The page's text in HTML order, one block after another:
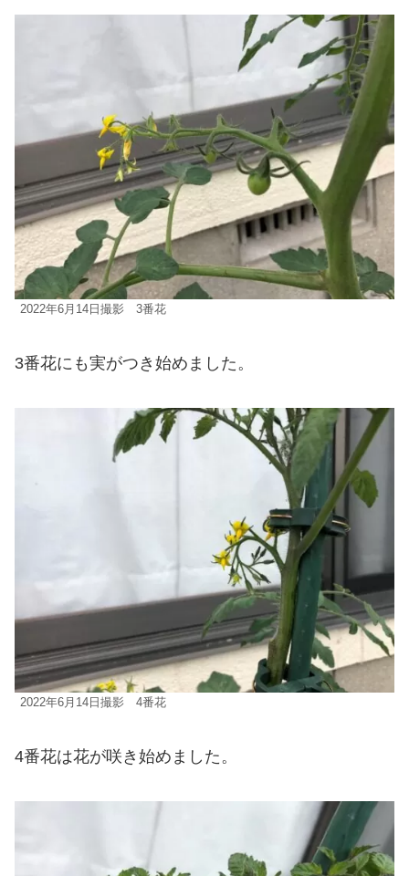
2022年6月14日撮影 3番花
3番花にも実がつき始めました。
2022年6月14日撮影 4番花
4番花は花が咲き始めました。